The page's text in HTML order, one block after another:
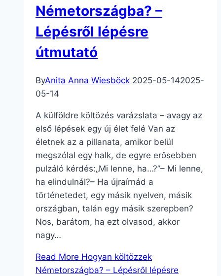
Németországba? –
Lépésről lépésre
útmutató
ByAnita Anna Wiesböck 2025-05-142025-
05-14
A külföldre költözés varázslata – avagy az
első lépések egy új élet felé Van az
életnek az a pillanata, amikor belül
megszólal egy halk, de egyre erősebben
pulzáló kérdés:„Mi lenne, ha…?”– Mi lenne,
ha elindulnál?– Ha újraírnád a
történetedet, egy másik nyelven, másik
országban, talán egy másik szerepben?
Nos, barátom, ha ezt olvasod, akkor
nagy…
Read More Hogyan költözzek
Németországba? – Lépésről lépésre